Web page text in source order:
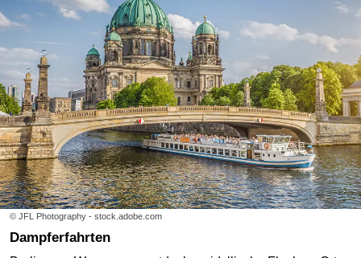
© JFL Photography - stock.adobe.com
Dampferfahrten